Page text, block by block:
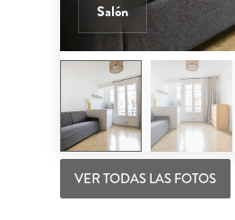
Salón
VER TODAS LAS FOTOS